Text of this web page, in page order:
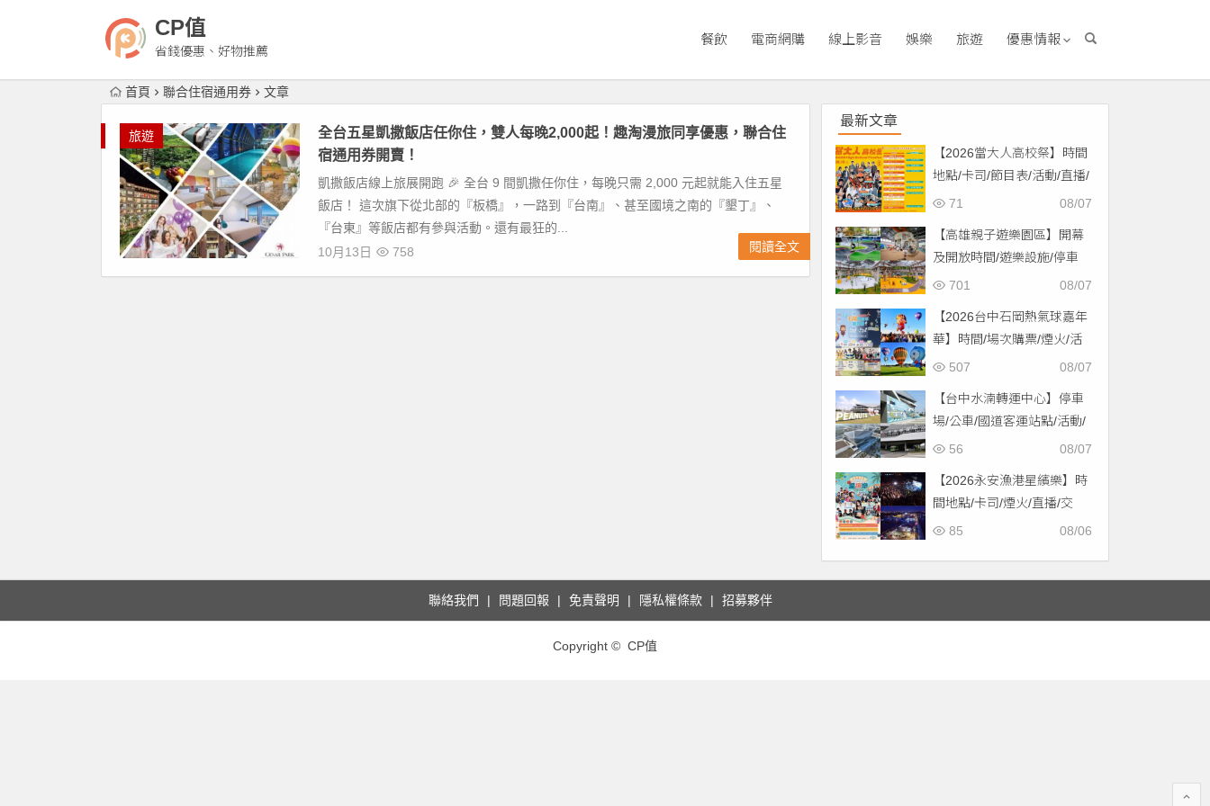
CP值
省錢優惠、好物推薦
餐飲 電商網購 線上影音 娛樂 旅遊 優惠情報
首頁 聯合住宿通用券 文章
旅遊
全台五星凱撒飯店任你住，雙人每晚2,000起！趣淘漫旅同享優惠，聯合住
宿通用券開賣！
凱撒飯店線上旅展開跑 🎉 全台 9 間凱撒任你住，每晚只需 2,000 元起就能入住五星
飯店！ 這次旗下從北部的『板橋』，一路到『台南』、甚至國境之南的『墾丁』、
『台東』等飯店都有參與活動。還有最狂的...
10月13日
758 閱讀全文
最新文章
【2026當大人高校祭】時間
地點/卡司/節目表/活動/直播/
交通，免費入場！
08/07
71
【高雄親子遊樂園區】開幕
及開放時間/遊樂設施/停車
場/交通一次看！
08/07
701
【2026台中石岡熱氣球嘉年
華】時間/場次購票/煙火/活
動/交通，土牛運動公園登08/07
507
【台中水湳轉運中心】停車
場/公車/國道客運站點/活動/
交通，啟用免費停車！ 08/07
56
【2026永安漁港星繽樂】時
間地點/卡司/煙火/直播/交
通，免費入場！
08/06
85
聯絡我們 問題回報 免責聲明 隱私權條款 招募夥伴
Copyright © CP值